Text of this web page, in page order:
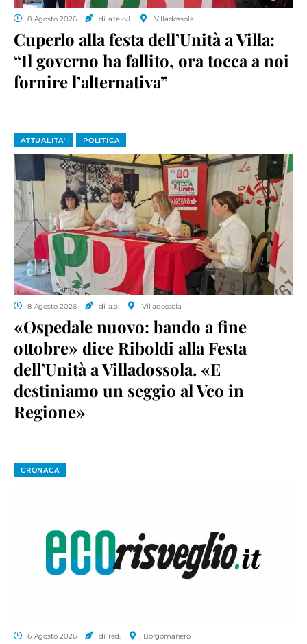
8 Agosto 2026 di a.te.-v.l. Villadossola
Cuperlo alla festa dell’Unità a Villa:
“Il governo ha fallito, ora tocca a noi
fornire l’alternativa”
ATTUALITA' POLITICA
8 Agosto 2026 di a.p. Villadossola
«Ospedale nuovo: bando a fine
ottobre» dice Riboldi alla Festa
dell’Unità a Villadossola. «E
destiniamo un seggio al Vco in
Regione»
CRONACA
6 Agosto 2026 di red. Borgomanero